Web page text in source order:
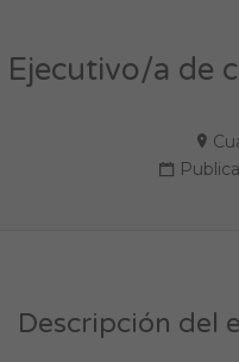
Ejecutivo/a de
Descripción del